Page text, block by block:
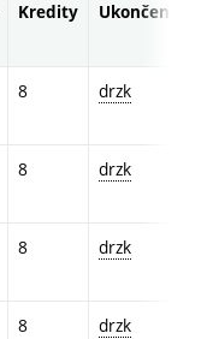
Kredity Ukončení
8 drzk
8 drzk
8 drzk
8 drzk